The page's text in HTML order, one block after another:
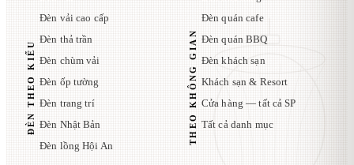
ĐÈN THEO KIỂU
Đèn vải cao cấp
Đèn thả trần
Đèn chùm vải
Đèn ốp tường
Đèn trang trí
Đèn Nhật Bản
Đèn lồng Hội An
THEO KHÔNG GIAN
Đèn quán cafe
Đèn quán BBQ
Đèn khách sạn
Khách sạn & Resort
Cửa hàng — tất cả SP
Tất cả danh mục